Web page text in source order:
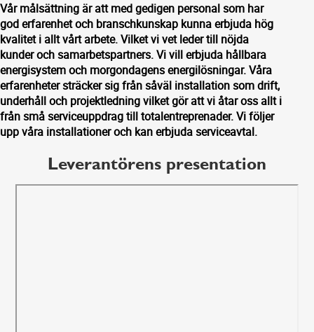
Vår målsättning är att med gedigen personal som har
god erfarenhet och branschkunskap kunna erbjuda hög
kvalitet i allt vårt arbete. Vilket vi vet leder till nöjda
kunder och samarbetspartners. Vi vill erbjuda hållbara
energisystem och morgondagens energilösningar. Våra
erfarenheter sträcker sig från såväl installation som drift,
underhåll och projektledning vilket gör att vi åtar oss allt i
från små serviceuppdrag till totalentreprenader. Vi följer
upp våra installationer och kan erbjuda serviceavtal.
Leverantörens presentation